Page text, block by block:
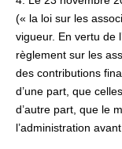
(« la loi sur les
vigueur. En vertu de
règlement sur les
des contributions
d’une part, que
d’autre part, que le
l’administration